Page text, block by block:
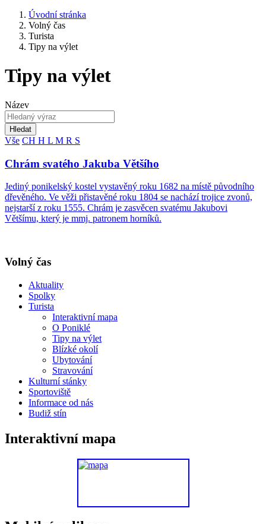
Úvodní stránka
Volný čas
Turista
Tipy na výlet
Tipy na výlet
Název
Hledat
Vše CH H L M R S
Chrám svatého Jakuba Většího
Jediný ponikelský kostel vystavěný roku 1682 na místě původního
dřevěného. Ve věži přistavěné roku 1804 se nachází trojice zvonů,
nejstarší z roku 1555. Chrám je zasvěcen svatému Jakubovi
Většímu, který je mmj. patronem horníků.
Volný čas
Aktuality
Spolky
Turista
Interaktivní mapa
O Poniklé
Tipy na výlet
Blízké okolí
Ubytování
Stravování
Kulturní stánky
Sportoviště
Informace od nás
Budiž stín
Interaktivní mapa